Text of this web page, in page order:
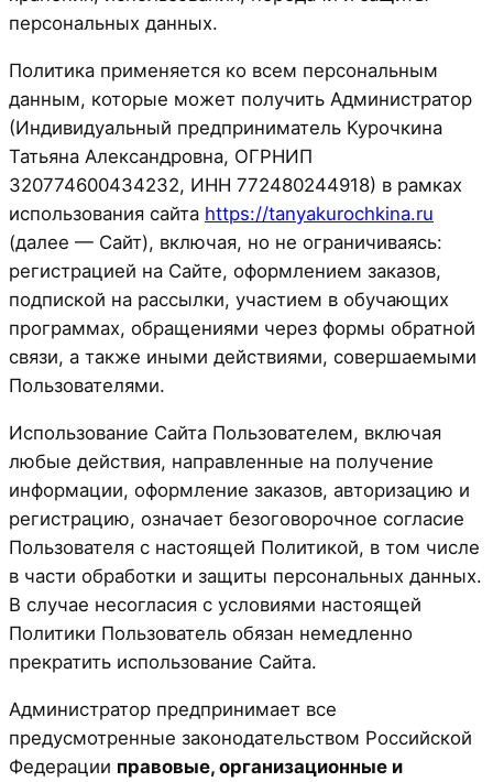
персональных данных.
Политика применяется ко всем персональным
данным, которые может получить Администратор
(Индивидуальный предприниматель Курочкина
Татьяна Александровна, ОГРНИП
320774600434232, ИНН 772480244918) в рамках
использования сайта https://tanyakurochkina.ru
(далее — Сайт), включая, но не ограничиваясь:
регистрацией на Сайте, оформлением заказов,
подпиской на рассылки, участием в обучающих
программах, обращениями через формы обратной
связи, а также иными действиями, совершаемыми
Пользователями.
Использование Сайта Пользователем, включая
любые действия, направленные на получение
информации, оформление заказов, авторизацию и
регистрацию, означает безоговорочное согласие
Пользователя с настоящей Политикой, в том числе
в части обработки и защиты персональных данных.
В случае несогласия с условиями настоящей
Политики Пользователь обязан немедленно
прекратить использование Сайта.
Администратор предпринимает все
предусмотренные законодательством Российской
Федерации правовые, организационные и